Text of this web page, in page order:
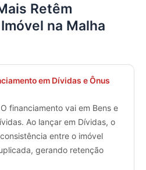
Retêm
na Malha
em Dívidas e Ônus
financiamento vai em Bens e
Ao lançar em Dívidas, o
entre o imóvel
gerando retenção